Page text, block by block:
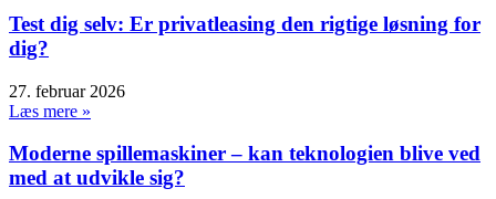
Test dig selv: Er privatleasing den rigtige løsning for
dig?
27. februar 2026
Læs mere »
Moderne spillemaskiner – kan teknologien blive ved
med at udvikle sig?